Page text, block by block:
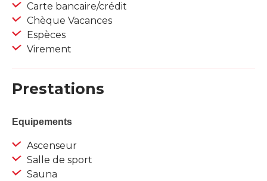
Carte bancaire/crédit
Chèque Vacances
Espèces
Virement
Prestations
Equipements
Ascenseur
Salle de sport
Sauna